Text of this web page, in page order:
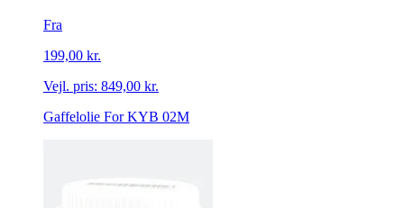
Fra
199,00 kr.
Vejl. pris: 849,00 kr.
Gaffelolie For KYB 02M